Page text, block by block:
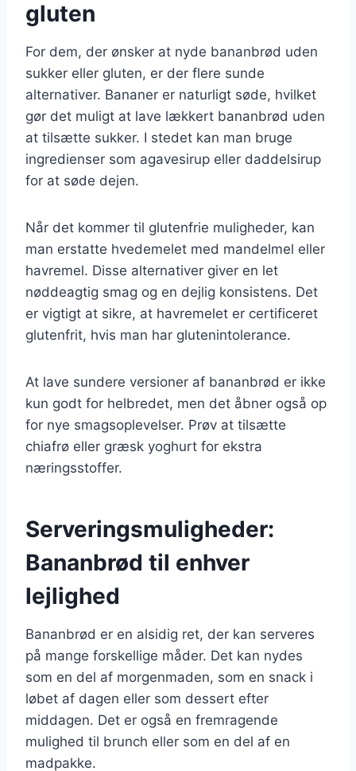
gluten
For dem, der ønsker at nyde bananbrød uden
sukker eller gluten, er der flere sunde
alternativer. Bananer er naturligt søde, hvilket
gør det muligt at lave lækkert bananbrød uden
at tilsætte sukker. I stedet kan man bruge
ingredienser som agavesirup eller daddelsirup
for at søde dejen.
Når det kommer til glutenfrie muligheder, kan
man erstatte hvedemelet med mandelmel eller
havremel. Disse alternativer giver en let
nøddeagtig smag og en dejlig konsistens. Det
er vigtigt at sikre, at havremelet er certificeret
glutenfrit, hvis man har glutenintolerance.
At lave sundere versioner af bananbrød er ikke
kun godt for helbredet, men det åbner også op
for nye smagsoplevelser. Prøv at tilsætte
chiafrø eller græsk yoghurt for ekstra
næringsstoffer.
Serveringsmuligheder:
Bananbrød til enhver
lejlighed
Bananbrød er en alsidig ret, der kan serveres
på mange forskellige måder. Det kan nydes
som en del af morgenmaden, som en snack i
løbet af dagen eller som dessert efter
middagen. Det er også en fremragende
mulighed til brunch eller som en del af en
madpakke.